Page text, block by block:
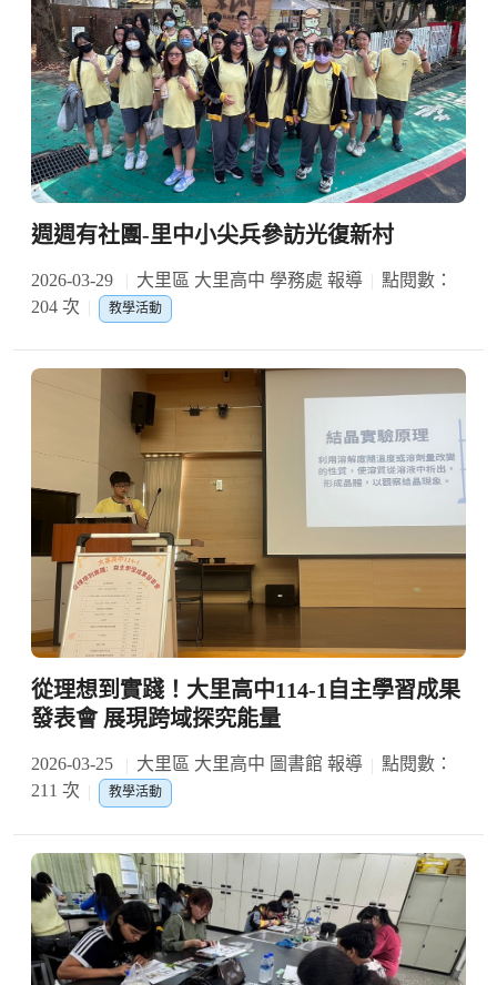
週週有社團-里中小尖兵參訪光復新村
2026-03-29 大里區 大里高中 學務處 報導
點閱數：
204 次
教學活動
從理想到實踐！大里高中114-1自主學習成果
發表會 展現跨域探究能量
2026-03-25 大里區 大里高中 圖書館 報導
點閱數：
211 次
教學活動